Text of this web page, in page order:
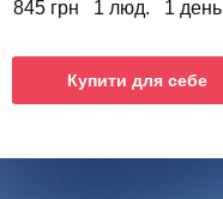
845 грн 1 люд. 1 день
Купити для себе